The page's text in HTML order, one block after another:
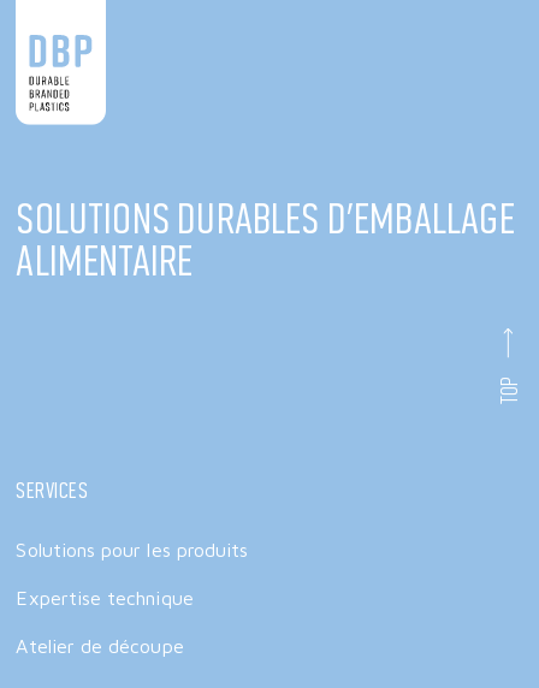
Solutions durables d'emballage
alimentaire
TOP
Services
Solutions pour les produits
Expertise technique
Atelier de découpe